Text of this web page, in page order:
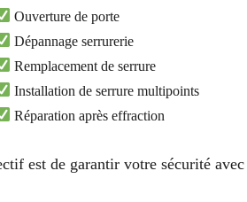
Ouverture de porte
Dépannage serrurerie
Remplacement de serrure
Installation de serrure multipoints
Réparation après effraction
est de garantir votre sécurité